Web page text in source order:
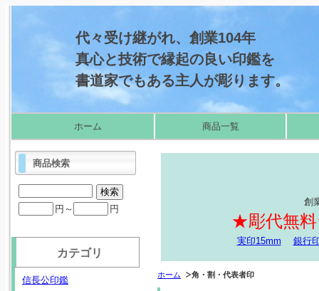
代々受け継がれ、創業104年
真心と技術で縁起の良い印鑑を
書道家でもある主人が彫ります。
ホーム 商品一覧
創
★彫代無
実印15mm 銀行
ホーム 角・割・代表者印
商品検索
円～ 円
カテゴリ
信長公印鑑